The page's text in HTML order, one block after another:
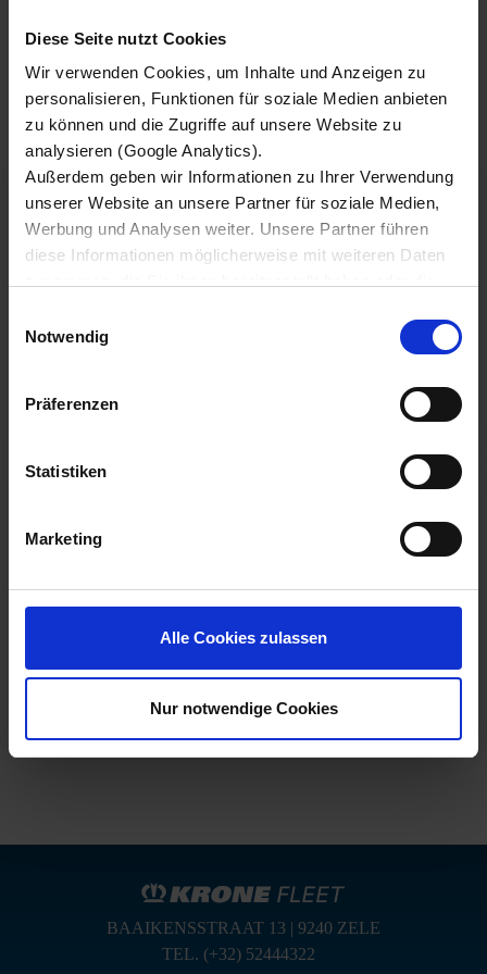
Diese Seite nutzt Cookies
Wir verwenden Cookies, um Inhalte und Anzeigen zu
personalisieren, Funktionen für soziale Medien anbieten
zu können und die Zugriffe auf unsere Website zu
analysieren (Google Analytics).
Außerdem geben wir Informationen zu Ihrer Verwendung
unserer Website an unsere Partner für soziale Medien,
Werbung und Analysen weiter. Unsere Partner führen
diese Informationen möglicherweise mit weiteren Daten
haben.
Wir setzen im Rahmen des Trackings auch Dienstleister
in Drittländern außerhalb der EU mit abweichenden
Datenschutzbestimmungen ein, wodurch das Risiko von
übermittelter Daten bestehen kann.
Notwendig
Präferenzen
Statistiken
Marketing
Alle Cookies zulassen
Nur notwendige Cookies
qua rendabiliteit veel in hun mars. Deze zijn te
huur in de varianten Cool Liner en Dry Liner
Steel.
LEER MEER
LEER MEER
BAAIKENSSTRAAT 13 | 9240 ZELE
TEL. (+32) 52444322